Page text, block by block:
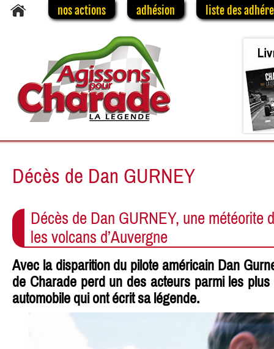
nos actions adhésion liste des
Décès de Dan GURNEY
Décès de Dan GURNEY, une météorite
les volcans d’Auvergne
Avec la disparition du pilote américain Dan
de Charade perd un des acteurs parmi les
automobile qui ont écrit sa légende.